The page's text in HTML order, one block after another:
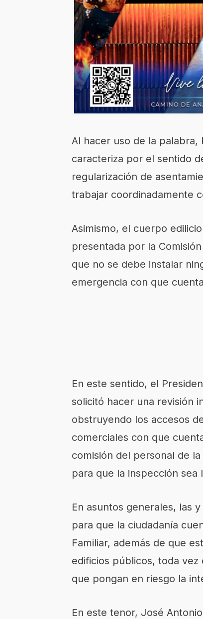
Al hacer uso de la palabra,
caracteriza por el sentido
regularización de
trabajar coordinadamente
Asimismo, el cuerpo
presentada por la
que no se debe instalar
emergencia con que
En este sentido, el
solicitó hacer una revisión
obstruyendo los accesos
comerciales con que
comisión del personal de
para que la inspección sea
En asuntos generales, las
para que la ciudadanía
Familiar, además de que
edificios públicos, toda
que pongan en riesgo la
En este tenor, José